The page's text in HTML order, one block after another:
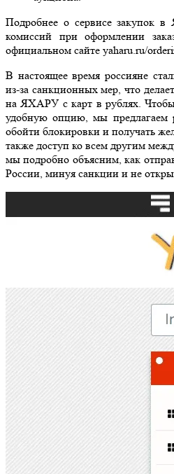
Подробнее о сервисе закупок
комиссий при оформлении
официальном сайте yaharu.ru/
В настоящее время россияне
из-за санкционных мер, что
на ЯХАРУ с карт в рублях.
удобную опцию, мы предлагаем
обойти блокировки и получать
также доступ ко всем другим
мы подробно объясним, как
России, минуя санкции и не